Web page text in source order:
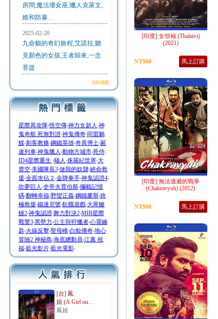
房間,魔法壞女巫,獵人克萊文,
維和防暴…
2025-02-20
九命貓的奇幻旅程,艾諾拉,聽
見顏色的女孩,王者歸來,一念
菩提
MORE
星際異攻隊‧悟空傳‧神力女超人 ‧神
鬼奇航 死無對證‧神鬼傳奇‧同盟鶼
鰈‧刺客教條‧鋼鐵英雄‧奇異博士‧屍
速列車‧神鬼獵人 ‧動物方城市‧死侍‧
ID4星際重生 ‧蟻人 ‧侏羅紀世界‧大
賣空‧美國隊長3‧做我的奴隸‧絕命救
援‧全面攻佔２ ‧金牌拳手‧神鬼認證4‧
吹夢巨人 ‧史帝夫賈伯斯‧攔截記憶
碼‧翻轉幸福‧野蠻正義‧鋼鐵麥斯‧終
極救援‧鐵達尼號‧飢餓遊戲‧大尾鱸
鰻2‧神鬼認證‧舞力對決2‧MIB星際
戰警3‧黑勢力‧公主與狩獵者‧心靈鑰
匙‧火線反擊‧聖母峰‧白鯨傳奇‧地心
冒險2 神秘島‧海底總動員‧江蕙 祝
福‧藍光影片‧藍光電影‧
[台] 鳳
姐 (A Girl ou…
鳳姐
[印度] 女領袖 (Thalaivi)
(2021)
NT$60 馬上訂購
[印度] 無法逃避的戰爭
(Chakravyuh) (2012)
NT$60 馬上訂購